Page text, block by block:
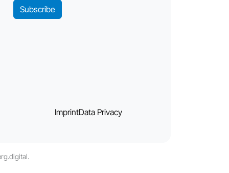
Subscribe
ImprintData Privacy